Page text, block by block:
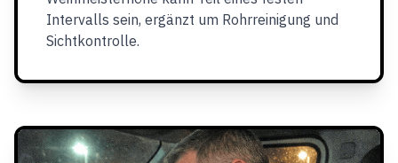
Intervalls sein, ergänzt um Rohrreinigung und
Sichtkontrolle.